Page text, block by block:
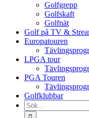
Golfgrepp
Golfskaft
Golfnät
Golf på TV &
Europatouren
LPGA tour
PGA Touren
Golfklubbar
Sök
efter: